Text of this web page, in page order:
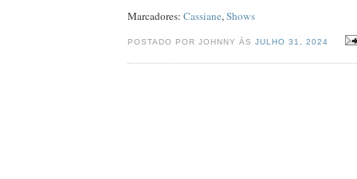
Marcadores: Cassiane,Shows
POSTADO POR JOHNNY ÀSJULHO 31, 2024